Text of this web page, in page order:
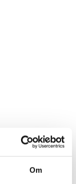
Om